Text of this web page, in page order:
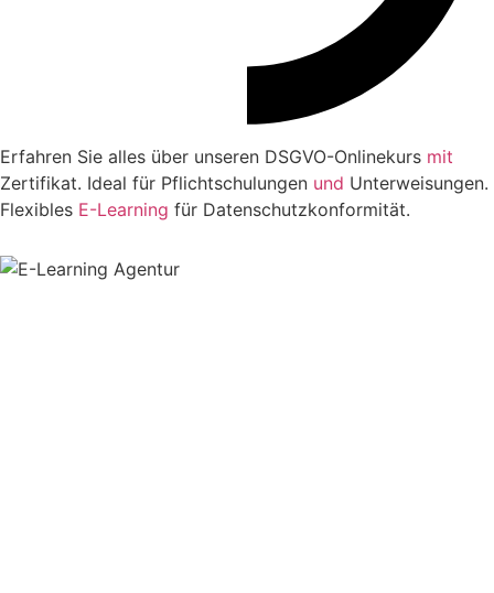
Erfahren Sie alles über unseren DSGVO-Onlinekurs mit
Zertifikat. Ideal für Pflichtschulungen und Unterweisungen.
Flexibles E-Learning für Datenschutzkonformität.